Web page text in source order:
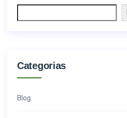
Categorias
Blog